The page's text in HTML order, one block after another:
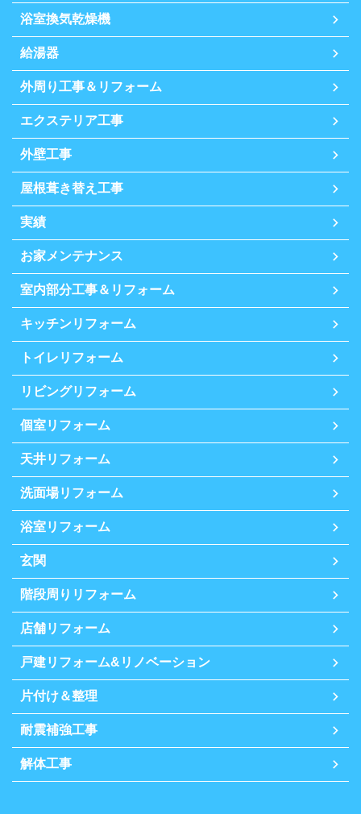
浴室換気乾燥機
給湯器
外周り工事＆リフォーム
エクステリア工事
外壁工事
屋根葺き替え工事
実績
お家メンテナンス
室内部分工事＆リフォーム
キッチンリフォーム
トイレリフォーム
リビングリフォーム
個室リフォーム
天井リフォーム
洗面場リフォーム
浴室リフォーム
玄関
階段周りリフォーム
店舗リフォーム
戸建リフォーム&リノベーション
片付け＆整理
耐震補強工事
解体工事